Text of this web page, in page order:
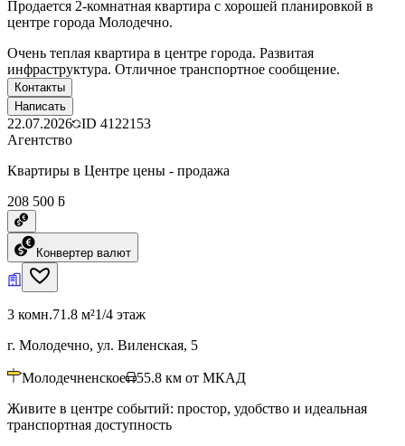
Продается 2-комнатная квартира с хорошей планировкой в
центре города Молодечно.
Очень теплая квартира в центре города. Развитая
инфраструктура. Отличное транспортное сообщение.
Контакты
Написать
22.07.2026 ID 4122153
Агентство
Квартиры в Центре цены - продажа
208 500 ƃ
Конвертер валют
3 комн.71.8 м²1/4 этаж
г. Молодечно, ул. Виленская, 5
Молодечненское 55.8 км от МКАД
Живите в центре событий: простор, удобство и идеальная
транспортная доступность